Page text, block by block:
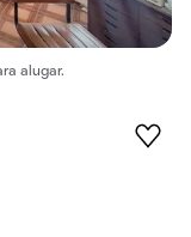
alugar.